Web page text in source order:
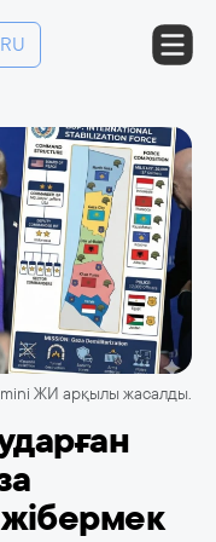
RU
ЖИ арқылы жасалды.